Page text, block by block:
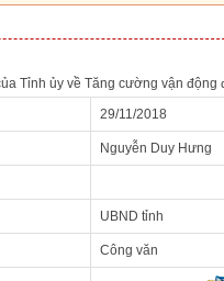
Tỉnh ủy về Tăng cường vận
29/11/2018
Nguyễn Duy Hưng
UBND tỉnh
Công văn